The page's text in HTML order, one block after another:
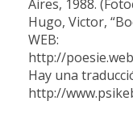
Aires, 1988.
Hugo, Victor,
WEB:
http://
Hay una
http://